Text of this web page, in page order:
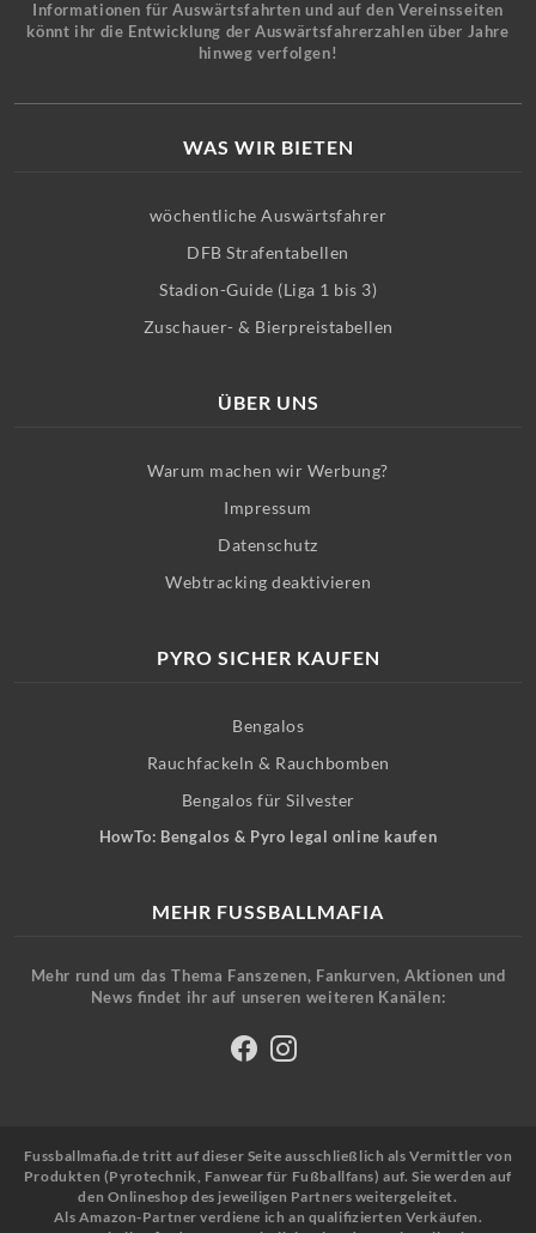
Informationen für Auswärtsfahrten und auf den Vereinsseiten
könnt ihr die Entwicklung der Auswärtsfahrerzahlen über Jahre
hinweg verfolgen!
WAS WIR BIETEN
wöchentliche Auswärtsfahrer
DFB Strafentabellen
Stadion-Guide (Liga 1 bis 3)
Zuschauer- & Bierpreistabellen
ÜBER UNS
Warum machen wir Werbung?
Impressum
Datenschutz
Webtracking deaktivieren
PYRO SICHER KAUFEN
Bengalos
Rauchfackeln & Rauchbomben
Bengalos für Silvester
HowTo: Bengalos & Pyro legal online kaufen
MEHR FUSSBALLMAFIA
Mehr rund um das Thema Fanszenen, Fankurven, Aktionen und
News findet ihr auf unseren weiteren Kanälen:
Fussballmafia.de tritt auf dieser Seite ausschließlich als Vermittler von
Produkten (Pyrotechnik, Fanwear für Fußballfans) auf. Sie werden auf
den Onlineshop des jeweiligen Partners weitergeleitet.
Als Amazon-Partner verdiene ich an qualifizierten Verkäufen.